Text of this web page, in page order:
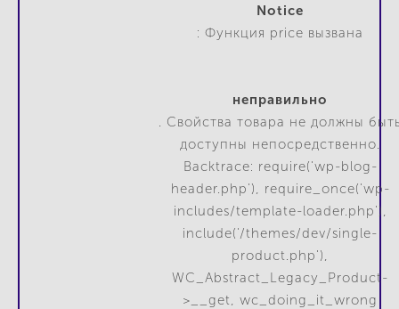
Notice
: Функция price вызвана
неправильно
. Свойства товара не должны
доступны непосредственно.
Backtrace: require('wp-blog-
header.php'), require_once('wp-
includes/template-loader.php'),
include('/themes/dev/single-
product.php'),
WC_Abstract_Legacy_Product-
>__get, wc_doing_it_wrong